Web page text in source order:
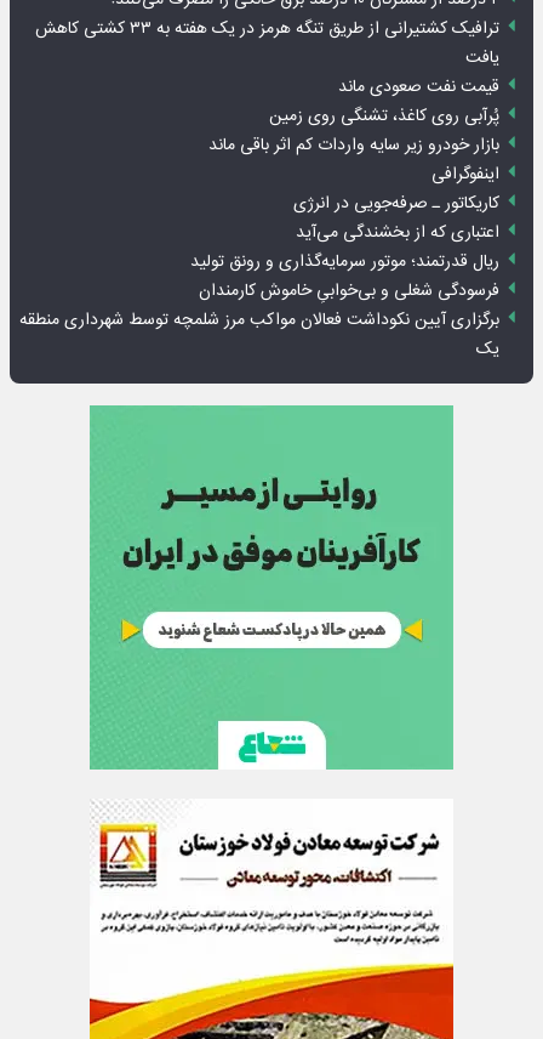
ترافیک کشتیرانی از طریق تنگه هرمز در یک هفته به ۳۳ کشتی کاهش
یافت
قیمت نفت صعودی ماند
پُرآبی روی کاغذ، تشنگی روی زمین
بازار خودرو زیر سایه واردات کم اثر باقی ماند
اینفوگرافی
کاریکاتور ـ صرفه‌جویی در انرژی
اعتباری که از بخشندگی می‌آید
ریال قدرتمند؛ موتور سرمایه‌گذاری و رونق تولید
فرسودگی شغلی و بی‌خوابیِ خاموش کارمندان
برگزاری آیین نکوداشت فعالان مواکب مرز شلمچه توسط شهرداری منطقه
یک